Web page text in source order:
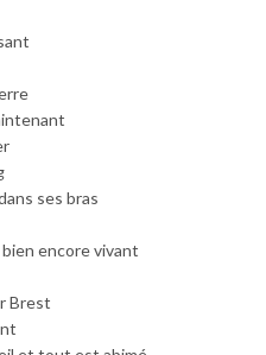
ses bras
encore vivant
Brest